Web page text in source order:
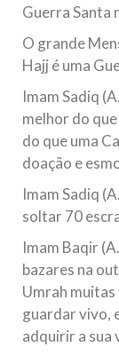
Guerra Santa
O grande
Hajj é uma
Imam Sadiq
melhor do
do que uma
doação e
Imam Sadiq
soltar 70
Imam Baqir
bazares na
Umrah muitas
guardar vivo,
adquirir a sua